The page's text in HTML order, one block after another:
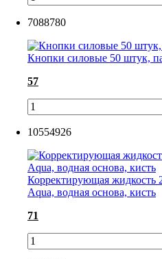
7088780
Кнопки силовые 50 штук,
57
10554926
Корректирующая жидкость
Aqua, водная основа, кисть
71